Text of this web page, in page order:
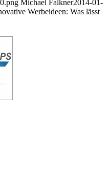
Michael Falkner2014-01-
Werbeideen: Was lässt